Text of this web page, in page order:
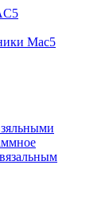
Mac5